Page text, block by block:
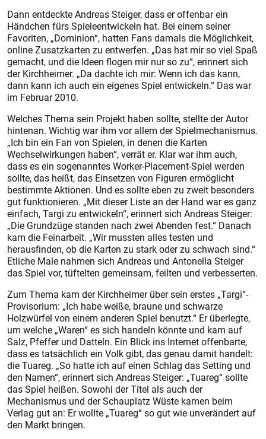
Dann entdeckte Andreas Steiger, dass er offenbar ein
Händchen fürs Spieleentwickeln hat. Bei einem seiner
Favoriten, „Dominion“, hatten Fans damals die Möglichkeit,
online Zusatzkarten zu entwerfen. „Das hat mir so viel Spaß
gemacht, und die Ideen flogen mir nur so zu“, erinnert sich
der Kirchheimer. „Da dachte ich mir: Wenn ich das kann,
dann kann ich auch ein eigenes Spiel entwickeln.“ Das war
im Februar 2010.
Welches Thema sein Projekt haben sollte, stellte der Autor
hintenan. Wichtig war ihm vor allem der Spielmechanismus.
„Ich bin ein Fan von Spielen, in denen die Karten
Wechselwirkungen haben“, verrät er. Klar war ihm auch,
dass es ein sogenanntes Worker-Placement-Spiel werden
sollte, das heißt, das Einsetzen von Figuren ermöglicht
bestimmte Aktionen. Und es sollte eben zu zweit besonders
gut funktionieren. „Mit dieser Liste an der Hand war es ganz
einfach, Targi zu entwickeln“, erinnert sich Andreas Steiger:
„Die Grundzüge standen nach zwei Abenden fest.“ Danach
kam die Feinarbeit. „Wir mussten alles testen und
herausfinden, ob die Karten zu stark oder zu schwach sind.“
Etliche Male nahmen sich And­reas und Antonella Steiger
das Spiel vor, tüftelten gemeinsam, feilten und verbesserten.
Zum Thema kam der Kirchheimer über sein erstes „Targi“-
Provisorium: „Ich habe weiße, braune und schwarze
Holzwürfel von einem anderen Spiel benutzt.“ Er überlegte,
um welche „Waren“ es sich handeln könnte und kam auf
Salz, Pfeffer und Datteln. Ein Blick ins Internet offenbarte,
dass es tatsächlich ein Volk gibt, das genau damit handelt:
die Tuareg. „So hatte ich auf einen Schlag das Setting und
den Namen“, erinnert sich Andreas Steiger: „Tuareg“ sollte
das Spiel heißen. Sowohl der Titel als auch der
Mechanismus und der Schauplatz Wüste kamen beim
Verlag gut an: Er wollte „Tuareg“ so gut wie unverändert auf
den Markt bringen.